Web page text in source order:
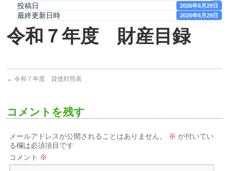
投稿日 2026年6月29日
最終更新日時 2026年6月29日
令和７年度 財産目録
← 令和７年度 貸借対照表
コメントを残す
メールアドレスが公開されることはありません。 ※ が付いてい
る欄は必須項目です
コメント ※